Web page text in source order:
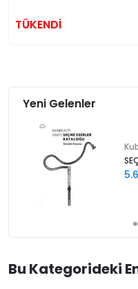
TÜKENDİ
Yeni Gelenler
Bu Kategorideki